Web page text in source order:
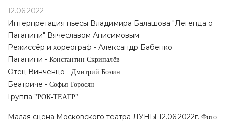
12.06.2022
Интерпретация пьесы Владимира Балашова "Легенда о
Паганини" Вячеславом Анисимовым
Режиссёр и хореограф - Александр Бабенко
Паганини - Константин Скрипалёв
Отец Винченцо - Дмитрий Бозин
Беатриче - Софья Торосян
Группа "РОК-ТЕАТР"
Малая сцена Московского театра ЛУНЫ 12.06.2022г. Фото